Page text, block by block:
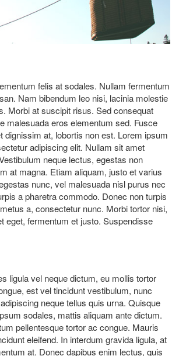
felis at sodales. Nullam fermentum
Nam bibendum leo nisi, lacinia molestie
Morbi at suscipit risus. Sed consequat
malesuada eros elementum sed. Fusce
dignissim at, lobortis non est. Lorem ipsum
adipiscing elit. Nullam sit amet
neque lectus, egestas non
at magna. Etiam aliquam, justo et varius
nunc, vel malesuada nisl purus nec
a pharetra commodo. Donec non turpis
a, consectetur nunc. Morbi tortor nisi,
eget, fermentum et justo. Suspendisse
ligula vel neque dictum, eu mollis tortor
est vel tincidunt vestibulum, nunc
neque tellus quis urna. Quisque
sodales, mattis aliquam ante dictum.
pellentesque tortor ac congue. Mauris
eleifend. In interdum gravida ligula, at
at. Donec dapibus enim lectus, quis